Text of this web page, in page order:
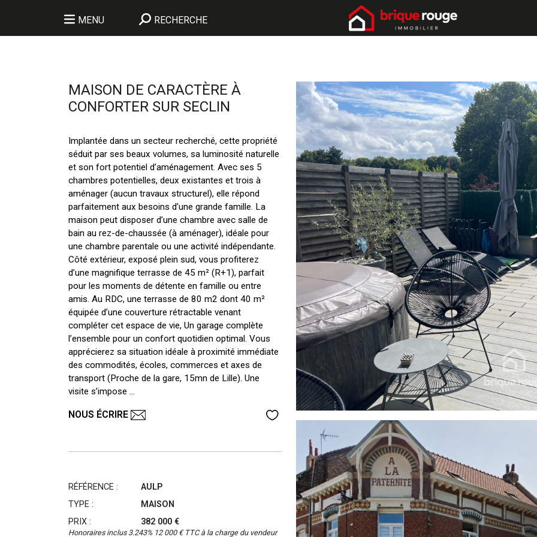
MENU RECHERCHE
MAISON DE CARACTÈRE À
CONFORTER SUR SECLIN
Implantée dans un secteur recherché, cette propriété
séduit par ses beaux volumes, sa luminosité naturelle
et son fort potentiel d’aménagement. Avec ses 5
chambres potentielles, deux existantes et trois à
aménager (aucun travaux structurel), elle répond
parfaitement aux besoins d’une grande famille. La
maison peut disposer d’une chambre avec salle de
bain au rez-de-chaussée (à aménager), idéale pour
une chambre parentale ou une activité indépendante.
Côté extérieur, exposé plein sud, vous profiterez
d’une magnifique terrasse de 45 m² (R+1), parfait
pour les moments de détente en famille ou entre
amis. Au RDC, une terrasse de 80 m2 dont 40 m²
équipée d’une couverture rétractable venant
compléter cet espace de vie, Un garage complète
l’ensemble pour un confort quotidien optimal. Vous
apprécierez sa situation idéale à proximité immédiate
des commodités, écoles, commerces et axes de
transport (Proche de la gare, 15mn de Lille). Une
visite s’impose ...
NOUS ÉCRIRE
RÉFÉRENCE :
AULP
TYPE :
MAISON
PRIX :
382 000 €
Honoraires inclus 3.243% 12 000 € TTC à la charge du vendeur